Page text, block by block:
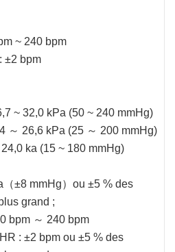
~ 240 bpm
±2 bpm
~ 32,0 kPa (50 ~ 240 mmHg)
kPa (25 ～ 200 mmHg)
(15 ~ 180 mmHg)
±8 mmHg）ou ±5 % des
grand ;
bpm ～ 240 bpm
: ±2 bpm ou ±5 % des